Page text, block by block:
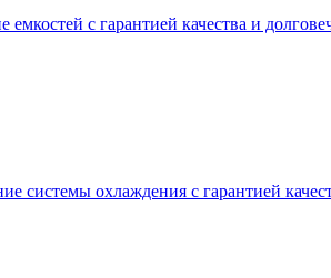
с гарантией качества и
системы охлаждения с гарантией